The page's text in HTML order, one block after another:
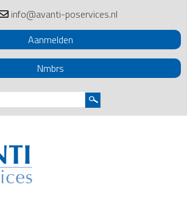
info@avanti-poservices.nl
Aanmelden
Nmbrs